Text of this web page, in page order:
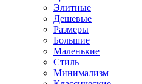
Элитные
Дешевые
Размеры
Большие
Маленькие
Стиль
Минимализм